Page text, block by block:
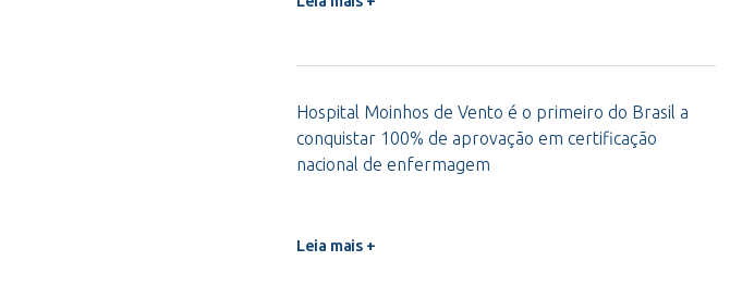
Hospital Moinhos de Vento é o primeiro do Brasil a
conquistar 100% de aprovação em certificação
nacional de enfermagem
Leia mais +